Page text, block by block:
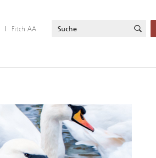
| Fitch AA